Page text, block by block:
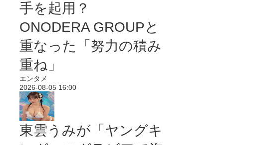
手を起用？
ONODERA GROUPと
重なった「努力の積み
重ね」
エンタメ
2026-08-05 16:00
東雲うみが「ヤングキ